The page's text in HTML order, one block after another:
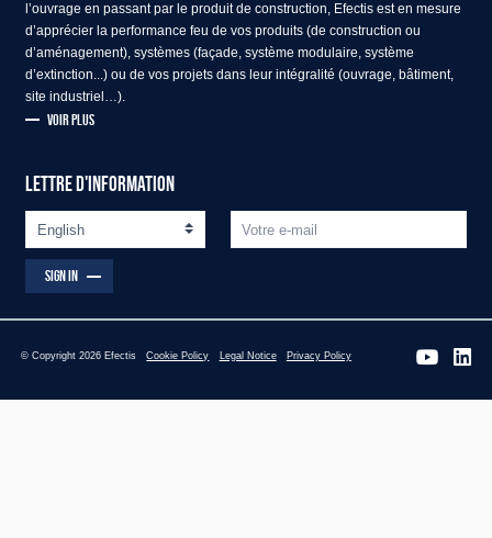
l’ouvrage en passant par le produit de construction, Efectis est en mesure
d’apprécier la performance feu de vos produits (de construction ou
d’aménagement), systèmes (façade, système modulaire, système
d’extinction...) ou de vos projets dans leur intégralité (ouvrage, bâtiment,
site industriel…).
VOIR PLUS
LETTRE D'INFORMATION
SIGN IN
© Copyright 2026 Efectis Cookie Policy Legal Notice Privacy Policy